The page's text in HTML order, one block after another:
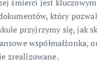
śmierci jest
który
przyjrzymy się, jak
współmałżonka,
zrealizowane.